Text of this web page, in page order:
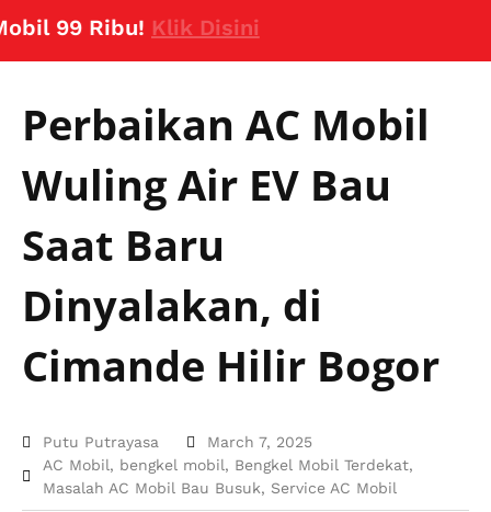
99 Ribu!Klik Disini
Perbaikan AC Mobil
Wuling Air EV Bau
Saat Baru
Dinyalakan, di
Cimande Hilir Bogor
Putu Putrayasa
March 7, 2025
AC Mobil, bengkel mobil, Bengkel Mobil Terdekat,
Masalah AC Mobil Bau Busuk, Service AC Mobil